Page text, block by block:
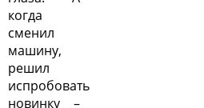
когда
сменил
машину,
решил
испробовать
новинку –